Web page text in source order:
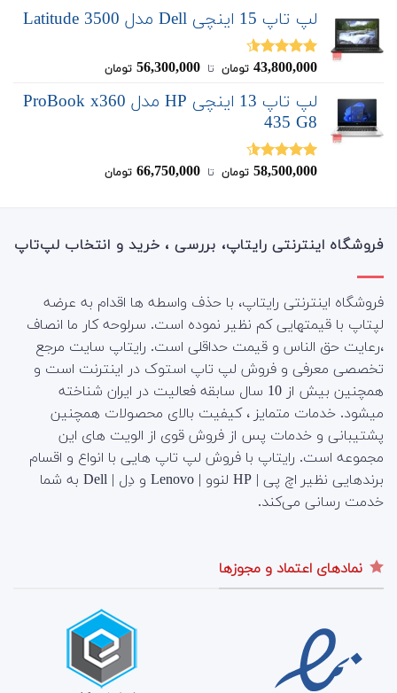
لپ تاپ 15 اینچی Dell مدل Latitude 3500
نمره4.50
43,800,000 تومان ‌ تا ‌ 56,300,000 تومان
لپ تاپ 13 اینچی HP مدل ProBook x360
435 G8
نمره4.50
58,500,000 تومان ‌ تا ‌ 66,750,000 تومان
فروشگاه اینترنتی رایتاپ، بررسی ، خرید و انتخاب لپ‌تاپ
فروشگاه اینترنتی رایتاپ، با حذف واسطه ها اقدام به عرضه
لپتاپ با قیمتهایی کم نظیر نموده است. سرلوحه کار ما انصاف
،رعایت حق الناس و قیمت حداقلی است. رایتاپ سایت مرجع
تخصصی معرفی و فروش لپ تاپ استوک در اینترنت است و
همچنین بیش از 10 سال سابقه فعالیت در ایران شناخته
میشود. خدمات متمایز ، کیفیت بالای محصولات همچنین
پشتیبانی و خدمات پس از فروش قوی از الویت های این
مجموعه است. رایتاپ با فروش لپ تاپ هایی با انواع و اقسام
برندهایی نظیر اچ پی | HP لنوو | Lenovo و دِل | Dell به شما
خدمت رسانی می‌کند.
نمادهای اعتماد و مجوزها